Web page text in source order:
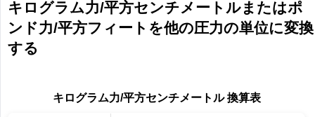
キログラム力/平方センチメートルまたはポ
ンド力/平方フィートを他の圧力の単位に変換
する
キログラム力/平方センチメートル 換算表